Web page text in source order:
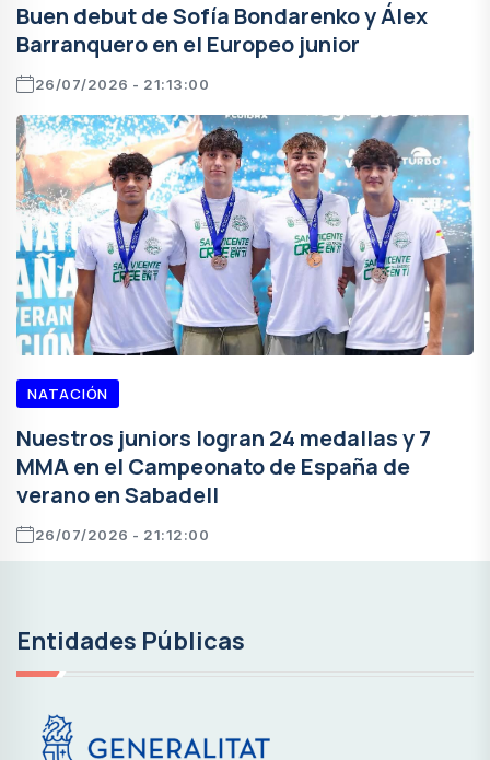
Buen debut de Sofía Bondarenko y Álex
Barranquero en el Europeo junior
26/07/2026 - 21:13:00
NATACIÓN
Nuestros juniors logran 24 medallas y 7
MMA en el Campeonato de España de
verano en Sabadell
26/07/2026 - 21:12:00
Entidades Públicas